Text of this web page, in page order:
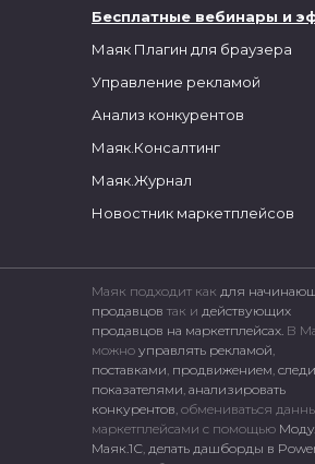
Бесплатные вебинары и
Маяк Плагин для браузера
Управление рекламой
Анализ конкурентов
Маяк.Консалтинг
Маяк.Журнал
Новостник маркетплейсов
Маяк подходит как для
продавцов так и действующих
продавцов на маркетплейсах. В
можно управлять рекламой
поставками продвижением
показателями анализировать
конкурентов , обмениваться
маркетплейсами c помощью
Маяк.1С делать дашборды в